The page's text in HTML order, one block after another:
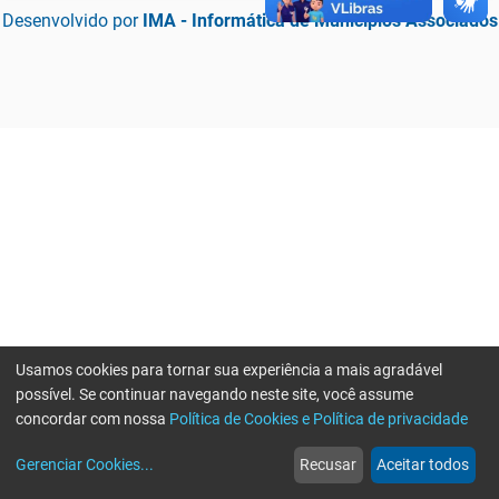
Desenvolvido por IMA - Informática de Municípios Associados
web
Notícias
more_horiz
Mais
Usamos cookies para tornar sua experiência a mais agradável
possível. Se continuar navegando neste site, você assume
concordar com nossa Política de Cookies e Política de privacidade
Gerenciar Cookies... Recusar Aceitar todos
Erro ao enviar informações, por favor tente novamente